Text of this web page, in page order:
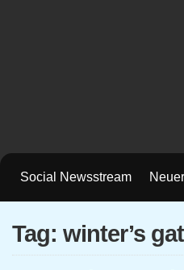
Social Newsstream
Tag: winter’s